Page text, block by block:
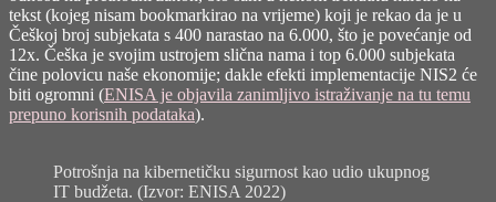
tekst (kojeg nisam bookmarkirao na vrijeme) koji je rekao da je u
Češkoj broj subjekata s 400 narastao na 6.000, što je povećanje od
12x. Češka je svojim ustrojem slična nama i top 6.000 subjekata
čine polovicu naše ekonomije; dakle efekti implementacije NIS2 će
biti ogromni (ENISA je objavila zanimljivo istraživanje na tu temu
prepuno korisnih podataka).
Potrošnja na kibernetičku sigurnost kao udio ukupnog
IT budžeta. (Izvor: ENISA 2022)